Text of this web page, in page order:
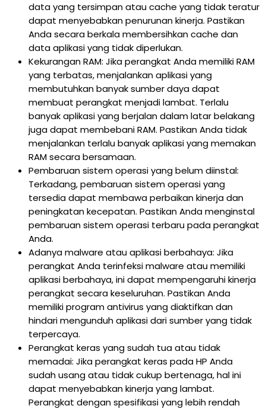
data yang tersimpan atau cache yang tidak teratur
dapat menyebabkan penurunan kinerja. Pastikan
Anda secara berkala membersihkan cache dan
data aplikasi yang tidak diperlukan.
Kekurangan RAM: Jika perangkat Anda memiliki RAM
yang terbatas, menjalankan aplikasi yang
membutuhkan banyak sumber daya dapat
membuat perangkat menjadi lambat. Terlalu
banyak aplikasi yang berjalan dalam latar belakang
juga dapat membebani RAM. Pastikan Anda tidak
menjalankan terlalu banyak aplikasi yang memakan
RAM secara bersamaan.
Pembaruan sistem operasi yang belum diinstal:
Terkadang, pembaruan sistem operasi yang
tersedia dapat membawa perbaikan kinerja dan
peningkatan kecepatan. Pastikan Anda menginstal
pembaruan sistem operasi terbaru pada perangkat
Anda.
Adanya malware atau aplikasi berbahaya: Jika
perangkat Anda terinfeksi malware atau memiliki
aplikasi berbahaya, ini dapat mempengaruhi kinerja
perangkat secara keseluruhan. Pastikan Anda
memiliki program antivirus yang diaktifkan dan
hindari mengunduh aplikasi dari sumber yang tidak
terpercaya.
Perangkat keras yang sudah tua atau tidak
memadai: Jika perangkat keras pada HP Anda
sudah usang atau tidak cukup bertenaga, hal ini
dapat menyebabkan kinerja yang lambat.
Perangkat dengan spesifikasi yang lebih rendah